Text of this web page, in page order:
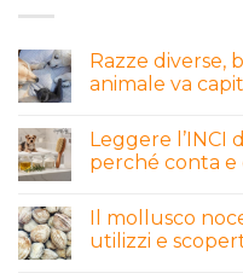
Razze diverse,
animale va
Leggere l’INCI
perché conta e
Il mollusco
utilizzi e